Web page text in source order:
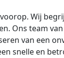
Wij
Ons team
van een
snelle en